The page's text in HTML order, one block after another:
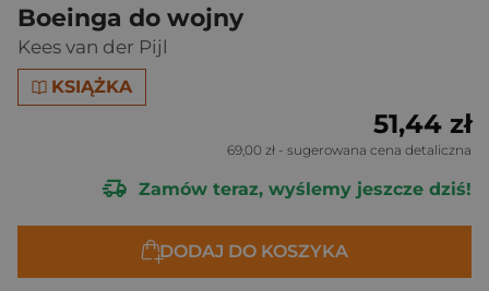
Boeinga do wojny
Kees van der Pijl
KSIĄŻKA
51,44 zł
69,00 zł - sugerowana cena detaliczna
Zamów teraz, wyślemy jeszcze dziś!
DODAJ DO KOSZYKA